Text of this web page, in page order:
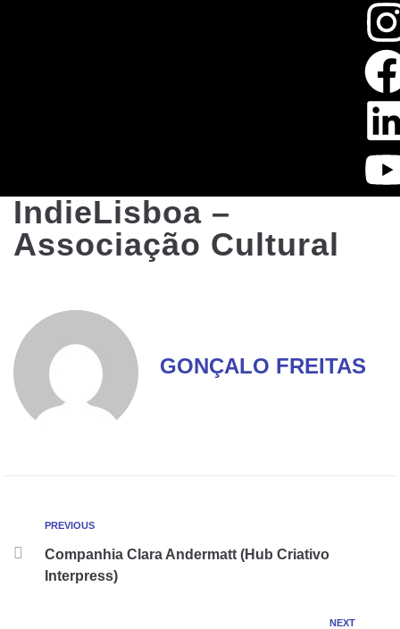
IndieLisboa –
Associação Cultural
GONÇALO FREITAS
PREVIOUS
Companhia Clara Andermatt (Hub Criativo
Interpress)
NEXT